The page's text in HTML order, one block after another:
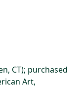
CT); purchased
Art,